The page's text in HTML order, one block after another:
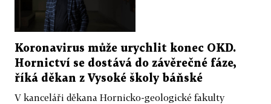
Koronavirus může urychlit konec OKD.
Hornictví se dostává do závěrečné fáze,
říká děkan z Vysoké školy báňské
V kanceláři děkana Hornicko-geologické fakulty